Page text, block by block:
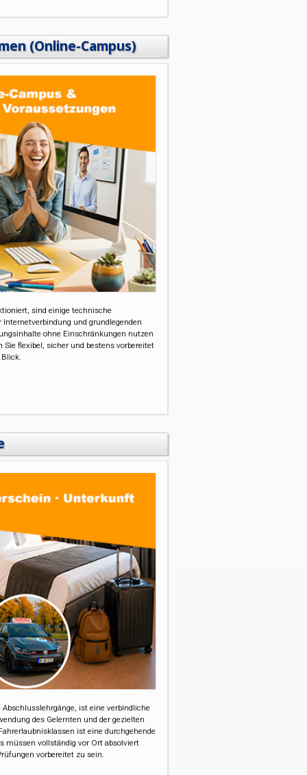
(Online-Campus)
sind einige technische
und grundlegenden
ohne Einschränkungen nutzen
flexibel, sicher und bestens vorbereitet
ist eine verbindliche
des Gelernten und der gezielten
ist eine durchgehende
müssen vollständig vor Ort absolviert
vorbereitet zu sein.